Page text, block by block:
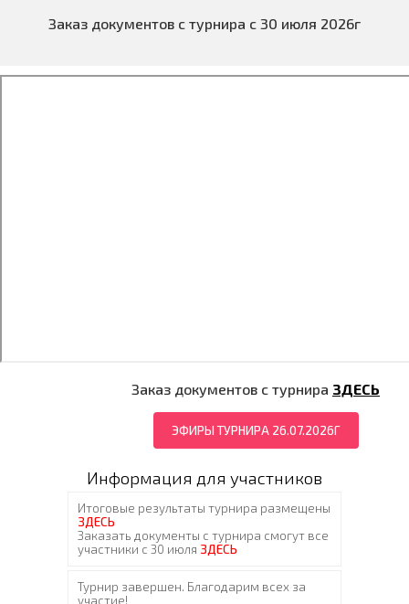
Заказ документов с турнира с 30 июля 2026г
Заказ документов с турнира ЗДЕСЬ
ЭФИРЫ ТУРНИРА 26.07.2026Г
Информация для участников